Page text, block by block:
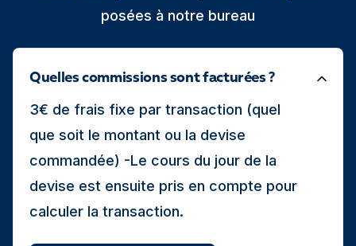
posées à notre bureau
Quelles commissions sont facturées ?
3€ de frais fixe par transaction (quel
que soit le montant ou la devise
commandée) -Le cours du jour de la
devise est ensuite pris en compte pour
calculer la transaction.